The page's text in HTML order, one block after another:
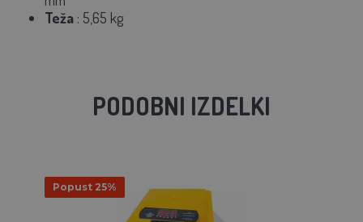
Teža : 5,65 kg
PODOBNI IZDELKI
Popust 25%